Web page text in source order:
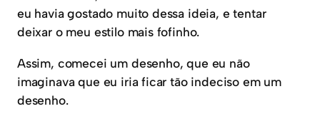
eu havia gostado muito dessa ideia, e tentar
deixar o meu estilo mais fofinho.
Assim, comecei um desenho, que eu não
imaginava que eu iria ficar tão indeciso em um
desenho.